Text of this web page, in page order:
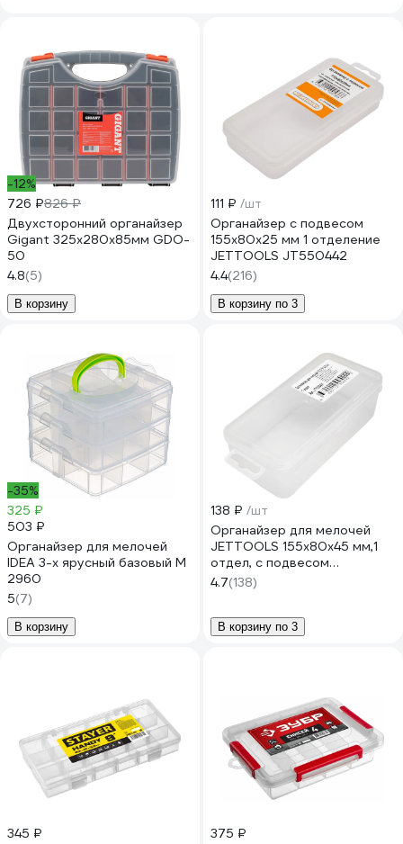
-12%
726 ₽826 ₽
Двухсторонний органайзер
Gigant 325x280x85мм GDO-
50
4.8(5)
В корзину
111 ₽ /шт
Органайзер с подвесом
155x80x25 мм 1 отделение
JETTOOLS JT550442
4.4(216)
В корзину по 3
-35%
325 ₽
503 ₽
Органайзер для мелочей
IDEA 3-х ярусный базовый М
2960
5(7)
В корзину
138 ₽ /шт
Органайзер для мелочей
JETTOOLS 155x80x45 мм,1
отдел, с подвесом
JT1558451
4.7(138)
В корзину по 3
345 ₽
375 ₽